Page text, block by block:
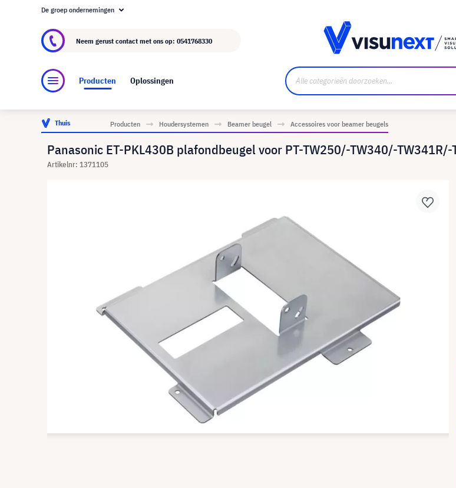
Over visunext.nl
De groep ondernemingen
Neem gerust contact met ons op: 0541768330
Producten Oplossingen
Thuis Producten Houdersystemen Beamer beugel Accessoires voor beamer beugels
Panasonic ET-PKL430B plafondbeugel voor PT-TW250/-TW340/-TW341R/-
Artikelnr: 1371105